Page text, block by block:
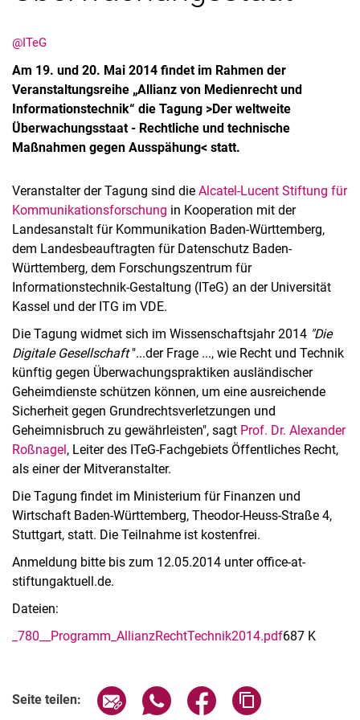
@ITeG
Am 19. und 20. Mai 2014 findet im Rahmen der
Veranstaltungsreihe „Allianz von Medienrecht und
Informationstechnik“ die Tagung >Der weltweite
Überwachungsstaat - Rechtliche und technische
Maßnahmen gegen Ausspähung< statt.
Veranstalter der Tagung sind die Alcatel-Lucent Stiftung für
Kommunikationsforschung in Kooperation mit der
Landesanstalt für Kommunikation Baden-Württemberg,
dem Landesbeauftragten für Datenschutz Baden-
Württemberg, dem Forschungszentrum für
Informationstechnik-Gestaltung (ITeG) an der Universität
Kassel und der ITG im VDE.
Die Tagung widmet sich im Wissenschaftsjahr 2014 "Die
Digitale Gesellschaft"...der Frage ..., wie Recht und Technik
künftig gegen Überwachungspraktiken ausländischer
Geheimdienste schützen können, um eine ausreichende
Sicherheit gegen Grundrechtsverletzungen und
Geheimnisbruch zu gewährleisten", sagt Prof. Dr. Alexander
Roßnagel, Leiter des ITeG-Fachgebiets Öffentliches Recht,
als einer der Mitveranstalter.
Die Tagung findet im Ministerium für Finanzen und
Wirtschaft Baden-Württemberg, Theodor-Heuss-Straße 4,
Stuttgart, statt. Die Teilnahme ist kostenfrei.
Anmeldung bitte bis zum 12.05.2014 unter office-at-
stiftungaktuell.de.
Dateien:
_780__Programm_AllianzRechtTechnik2014.pdf687 K
Seite teilen: Seite über E-Mail teilen
Seite über WhatsApp teilen
Seite über Facebook